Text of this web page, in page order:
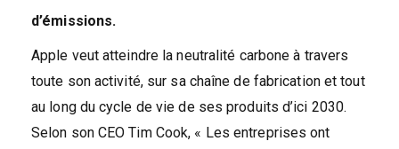
d’émissions.
Apple veut atteindre la neutralité carbone à travers
toute son activité, sur sa chaîne de fabrication et tout
au long du cycle de vie de ses produits d’ici 2030.
Selon son CEO Tim Cook, « Les entreprises ont